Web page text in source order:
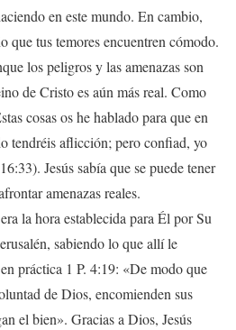
en este mundo. En cambio,
que tus temores encuentren cómodo.
los peligros y las amenazas son
de Cristo es aún más real. Como
cosas os he hablado para que en
tendréis aflicción; pero confiad, yo
Jesús sabía que se puede tener
amenazas reales.
la hora establecida para Él por Su
sabiendo lo que allí le
práctica 1 P. 4:19: «De modo que
de Dios, encomienden sus
el bien». Gracias a Dios, Jesús